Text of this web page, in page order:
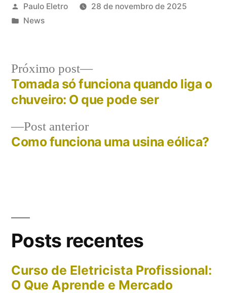
Publicado
por
Paulo Eletro
28 de novembro de 2025
Publicado
News
Navegação
Post
Post anteriorPost
anterior:
Como funciona uma usina eólica?
Próximo post
Próximo
post:
Tomada só funciona quando liga o
chuveiro: O que pode ser
Posts recentes
Curso de Eletricista Profissional:
O Que Aprende e Mercado